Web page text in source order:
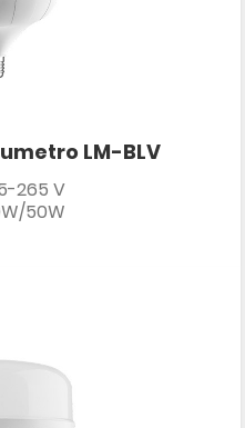
LM-BLV
265 V
50W